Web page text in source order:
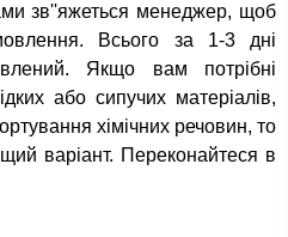
зв''яжеться менеджер, щоб
Всього за 1-3 дні
Якщо вам потрібні
або сипучих матеріалів,
хімічних речовин, то
варіант. Переконайтеся в